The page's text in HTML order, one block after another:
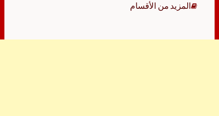
المزيد من الأقسام